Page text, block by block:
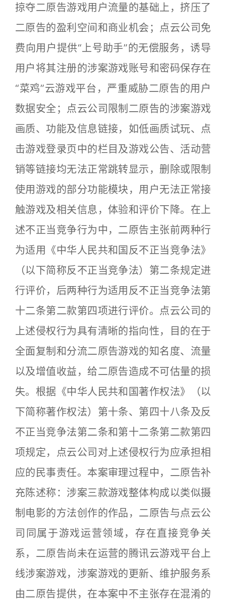
掠夺二原告游戏用户流量的基础上，挤压了
二原告的盈利空间和商业机会；点云公司免
费向用户提供“上号助手”的无偿服务，诱导
用户将其注册的涉案游戏账号和密码保存在
“菜鸡”云游戏平台，严重威胁二原告的用户
数据安全；点云公司限制二原告的涉案游戏
画质、功能及信息链接，如低画质试玩、点
击游戏登录页中的栏目及游戏公告、活动营
销等链接均无法正常跳转显示，删除或限制
使用游戏的部分功能模块，用户无法正常接
触游戏及相关信息，体验和评价下降。在上
述不正当竞争行为中，二原告主张前两种行
为适用《中华人民共和国反不正当竞争法》
（以下简称反不正当竞争法）第二条规定进
行评价，后两种行为适用反不正当竞争法第
十二条第二款第四项进行评价。点云公司的
上述侵权行为具有清晰的指向性，目的在于
全面复制和分流二原告游戏的知名度、流量
以及增值收益，给二原告造成不可估量的损
失。根据《中华人民共和国著作权法》（以
下简称著作权法）第十条、第四十八条及反
不正当竞争法第二条和第十二条第二款第四
项规定，点云公司对上述侵权行为应承担相
应的民事责任。本案审理过程中，二原告补
充陈述称：涉案三款游戏整体构成以类似摄
制电影的方法创作的作品，二原告与点云公
司同属于游戏运营领域，存在直接竞争关
系，二原告尚未在运营的腾讯云游戏平台上
线涉案游戏，涉案游戏的更新、维护服务系
由二原告提供，在本案中不主张存在混淆的